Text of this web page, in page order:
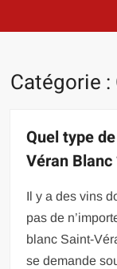
Catégorie :
Quel type
Véran Blanc
Il y a des vins
pas de
blanc Saint-
se demande